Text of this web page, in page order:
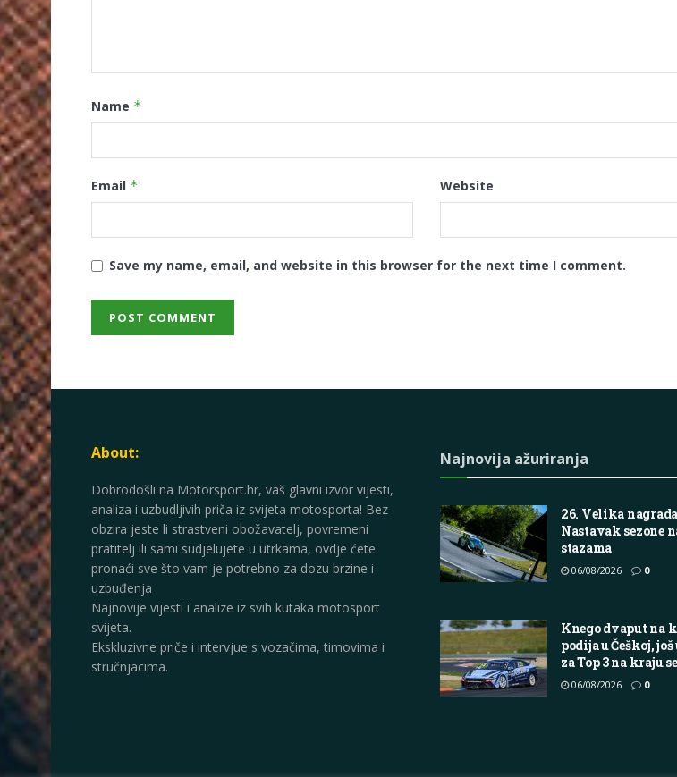
Name *
Email * Website
Save my name, email, and website in this browser for the next time I comment.
About:
Dobrodošli na Motorsport.hr, vaš glavni izvor vijesti,
analiza i uzbudljivih priča iz svijeta motosporta! Bez
obzira jeste li strastveni obožavatelj, povremeni
pratitelj ili sami sudjelujete u utrkama, ovdje ćete
pronaći sve što vam je potrebno za dozu brzine i
uzbuđenja
Najnovije vijesti i analize iz svih kutaka motosport
svijeta.
Ekskluzivne priče i intervjue s vozačima, timovima i
stručnjacima.
Najnovija ažuriranja
26. Velika
Nastavak sezone
stazama
06/08/2026 0
Knego dvaput na
podija u Češkoj,
za Top 3 na kraju
06/08/2026 0